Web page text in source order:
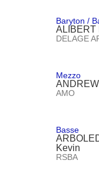
Baryton /
ALIBERT
DELAGE
Mezzo
AMO
Basse
Kevin
RSBA